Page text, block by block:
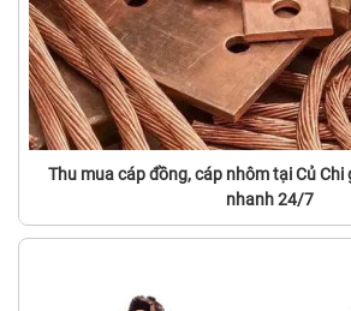
Thu mua cáp đồng, cáp nhôm tại Củ
nhanh 24/7